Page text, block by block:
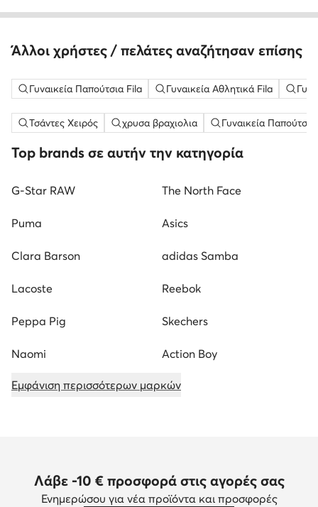
Άλλοι χρήστες / πελάτες αναζήτησαν επίσης
Γυναικεία Παπούτσια Fila Γυναικεία Αθλητικά Fila
Τσάντες Χειρός χρυσα βραχιολια Γυναικεία
Top brands σε αυτήν την κατηγορία
G-Star RAW The North Face
Puma Asics
Clara Barson adidas Samba
Lacoste Reebok
Peppa Pig Skechers
Naomi Action Boy
Εμφάνιση περισσότερων μαρκών
Λάβε -10 € προσφορά στις αγορές σας
Ενημερώσου για νέα προϊόντα και προσφορές